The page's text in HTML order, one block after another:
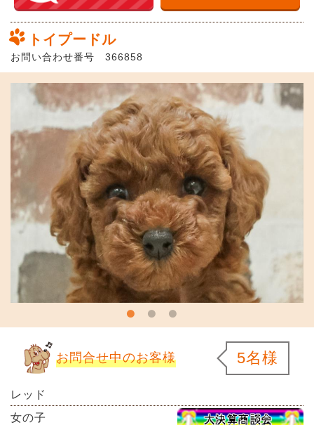
トイプードル
お問い合わせ番号 366858
お問合せ中のお客様 5名様
レッド
女の子